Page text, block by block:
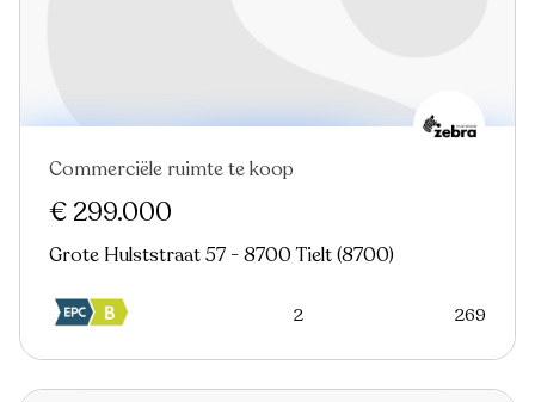
Commerciële ruimte te koop
€ 299.000
Grote Hulststraat 57 - 8700 Tielt (8700)
2 269